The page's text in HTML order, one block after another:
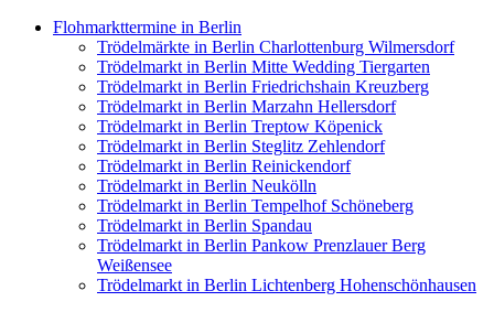
Flohmarkttermine in Berlin
Trödelmärkte in Berlin Charlottenburg Wilmersdorf
Trödelmarkt in Berlin Mitte Wedding Tiergarten
Trödelmarkt in Berlin Friedrichshain Kreuzberg
Trödelmarkt in Berlin Marzahn Hellersdorf
Trödelmarkt in Berlin Treptow Köpenick
Trödelmarkt in Berlin Steglitz Zehlendorf
Trödelmarkt in Berlin Reinickendorf
Trödelmarkt in Berlin Neukölln
Trödelmarkt in Berlin Tempelhof Schöneberg
Trödelmarkt in Berlin Spandau
Trödelmarkt in Berlin Pankow Prenzlauer Berg
Weißensee
Trödelmarkt in Berlin Lichtenberg Hohenschönhausen